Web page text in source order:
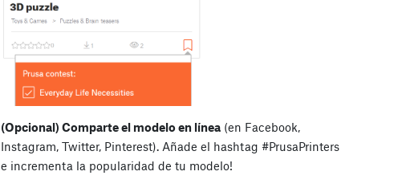
(Opcional) Comparte el modelo en línea (en Facebook,
Instagram, Twitter, Pinterest). Añade el hashtag #PrusaPrinters
e incrementa la popularidad de tu modelo!